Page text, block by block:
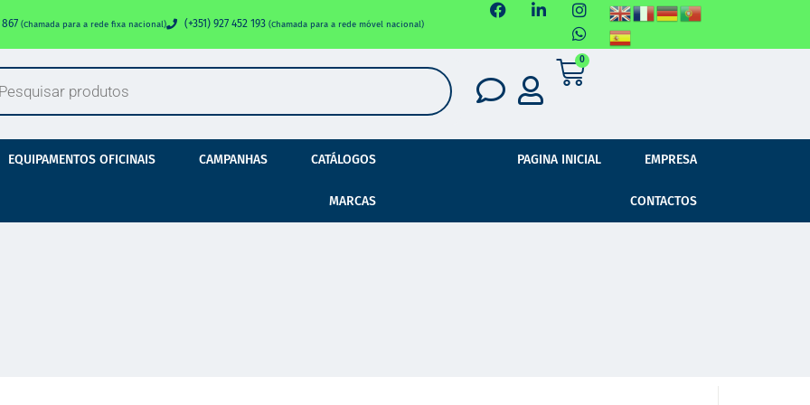
867 (Chamada para a rede fixa nacional) (+351) 927 452 193 (Chamada para a rede móvel nacional)
0
EQUIPAMENTOS OFICINAIS CAMPANHAS CATÁLOGOS
MARCAS
PAGINA INICIAL EMPRESA
CONTACTOS